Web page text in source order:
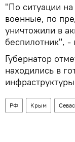
"По ситуации
военные, по
уничтожили в
беспилотник", -
Губернатор
находились в
РФ Крым